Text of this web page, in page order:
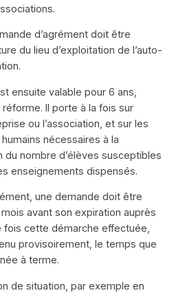
d’agrément doit être
du lieu d’exploitation de l’auto-
ensuite valable pour 6 ans,
Il porte à la fois sur
ou l’association, et sur les
nécessaires à la
du nombre d’élèves susceptibles
enseignements dispensés.
une demande doit être
avant son expiration auprès
fois cette démarche effectuée,
provisoirement, le temps que
à terme.
de situation, par exemple en